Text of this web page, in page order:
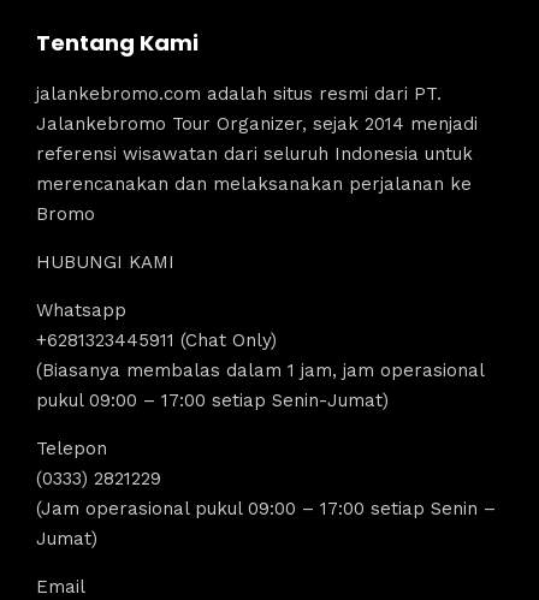
Tentang Kami
jalankebromo.com adalah situs resmi dari PT.
Jalankebromo Tour Organizer, sejak 2014 menjadi
referensi wisawatan dari seluruh Indonesia untuk
merencanakan dan melaksanakan perjalanan ke
Bromo
HUBUNGI KAMI
Whatsapp
+6281323445911 (Chat Only)
(Biasanya membalas dalam 1 jam, jam operasional
pukul 09:00 – 17:00 setiap Senin-Jumat)
Telepon
(0333) 2821229
(Jam operasional pukul 09:00 – 17:00 setiap Senin –
Jumat)
Email